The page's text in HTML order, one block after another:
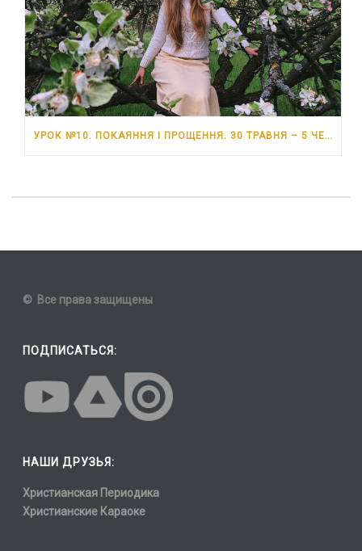
УРОК №10. ПОКАЯННЯ І ПРОЩЕННЯ. 30 ТРАВНЯ – 5 ЧЕРВНЯ 2026 РОКУ
© Все права защищены
ПОДПИСАТЬСЯ:
НАШИ ДРУЗЬЯ:
Христианская Периодика
Христианские Караоке